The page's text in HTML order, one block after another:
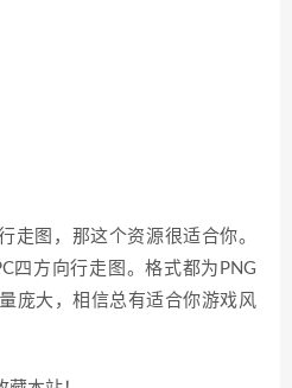
走图，那这个资源很适合你。
四方向行走图。格式都为PNG
庞大，相信总有适合你游戏风